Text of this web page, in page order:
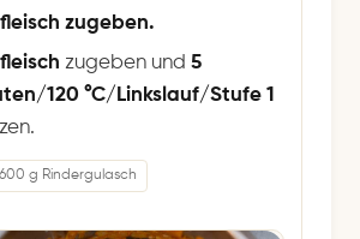
zugeben.
zugeben und 5
120 °C/Linkslauf/Stufe 1
600 g Rindergulasch